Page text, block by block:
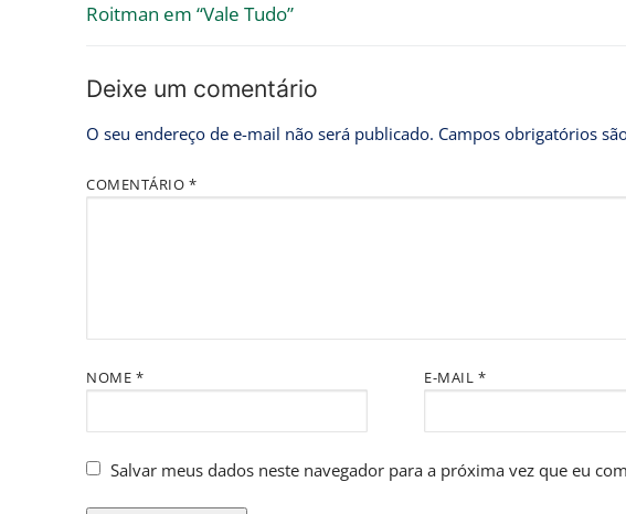
Roitman em “Vale Tudo”
Deixe um comentário
O seu endereço de e-mail não será publicado. Campos obrigatórios
COMENTÁRIO *
NOME * E-MAIL *
Salvar meus dados neste navegador para a próxima vez que eu